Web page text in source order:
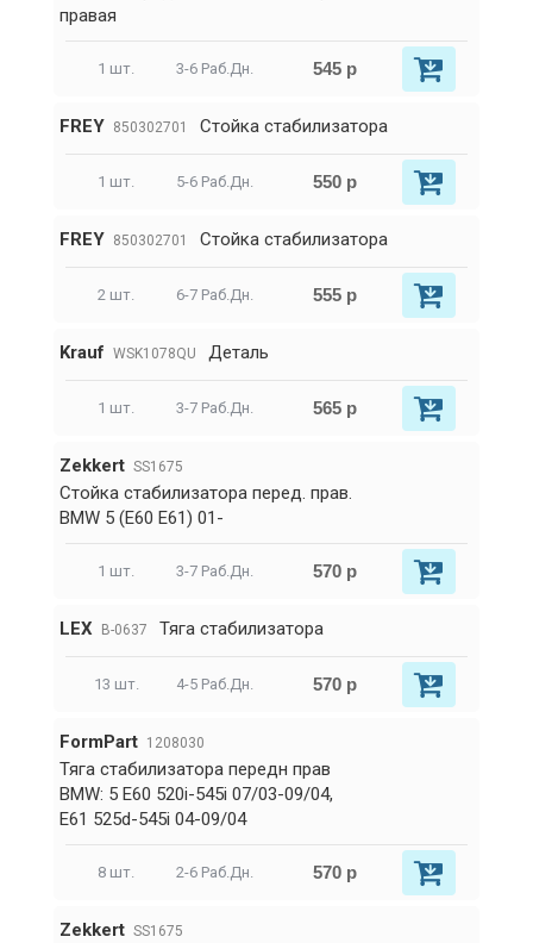
правая
1 шт. 3-6 Раб.Дн. 545 р
FREY 850302701 Стойка стабилизатора
1 шт. 5-6 Раб.Дн. 550 р
FREY 850302701 Стойка стабилизатора
2 шт. 6-7 Раб.Дн. 555 р
Krauf WSK1078QU Деталь
1 шт. 3-7 Раб.Дн. 565 р
Zekkert SS1675
Стойка стабилизатора перед. прав.
BMW 5 (E60 E61) 01-
1 шт. 3-7 Раб.Дн. 570 р
LEX B-0637 Тяга стабилизатора
13 шт. 4-5 Раб.Дн. 570 р
FormPart 1208030
Тяга стабилизатора передн прав
BMW: 5 E60 520i-545i 07/03-09/04,
E61 525d-545i 04-09/04
8 шт. 2-6 Раб.Дн. 570 р
Zekkert SS1675